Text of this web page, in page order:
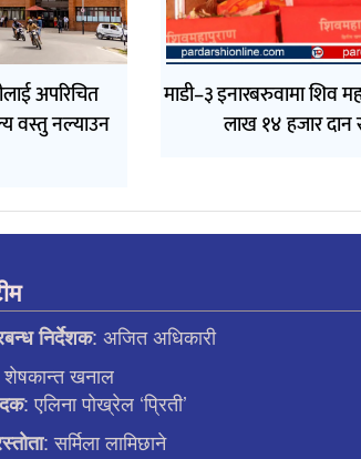
अपरिचित
वस्तु नल्याउन
माडी–३ इनारबरुवामा शिव
लाख १४ हजार दान
निर्देशक: अजित अधिकारी
खनाल
: एलिना पाेख्रेल ‘प्रिती’
: सर्मिला लामिछाने